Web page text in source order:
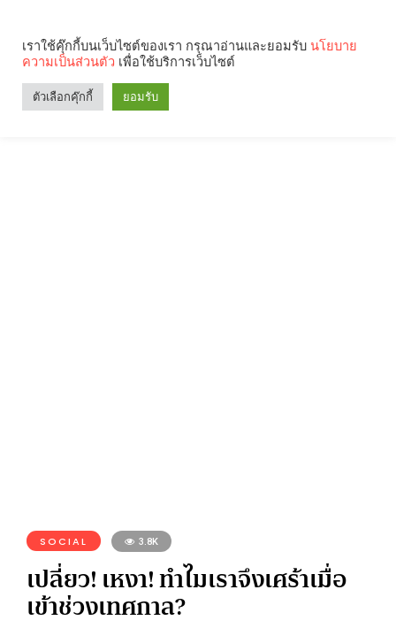
SOCIAL 3.8K
เปลี่ยว! เหงา! ทำไมเราจึงเศร้าเมื่อ
เข้าช่วงเทศกาล?
เราใช้คุ๊กกี้บนเว็บไซต์ของเรา กรุณาอ่านและยอมรับ นโยบาย
ความเป็นส่วนตัว เพื่อใช้บริการเว็บไซต์
ตัวเลือกคุ๊กกี้ ยอมรับ